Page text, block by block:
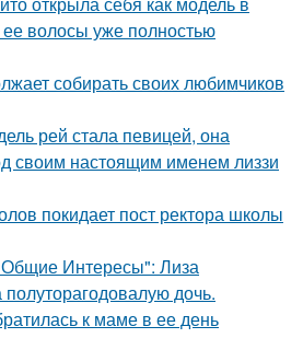
ее волосы уже полностью
собирать своих любимчиков
рей стала певицей, она
своим настоящим именем лиззи
покидает пост ректора школы
Интересы": Лиза
дочь.
к маме в ее день